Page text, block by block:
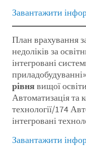
Завантажити
План врахування
недоліків за
інтегровані
рівнявищої
Автоматизація та
технології/174
інтегровані
Завантажити